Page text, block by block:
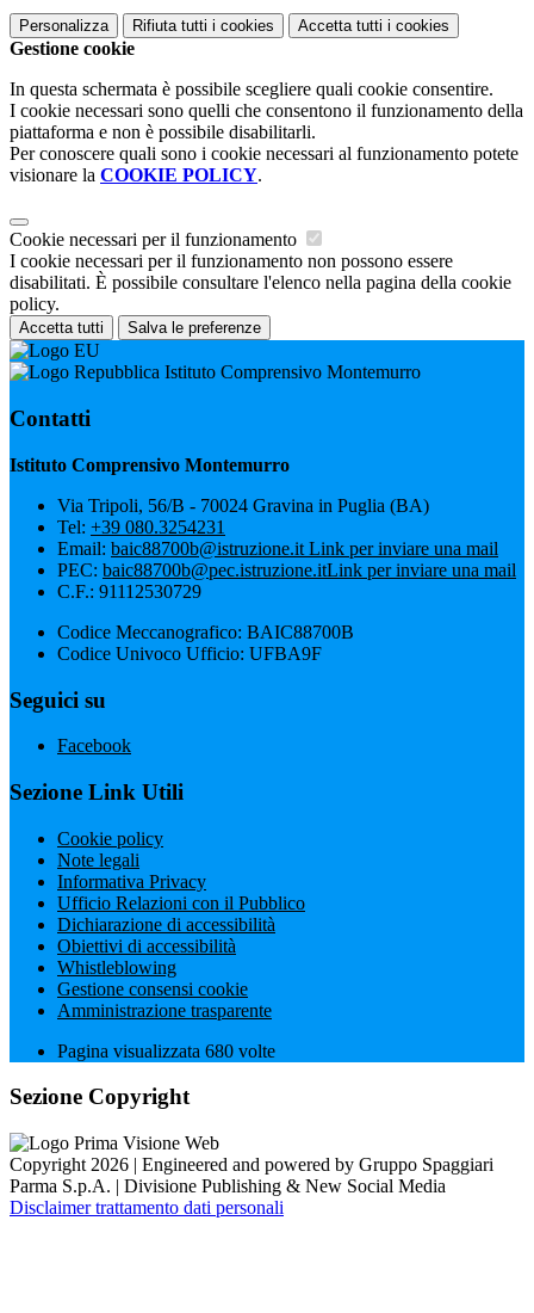
Personalizza Rifiuta tutti i cookies Accetta tutti i cookies
Gestione cookie
In questa schermata è possibile scegliere quali cookie consentire.
I cookie necessari sono quelli che consentono il funzionamento della
piattaforma e non è possibile disabilitarli.
Per conoscere quali sono i cookie necessari al funzionamento potete
visionare la COOKIE POLICY.
Cookie necessari per il funzionamento
I cookie necessari per il funzionamento non possono essere
disabilitati. È possibile consultare l'elenco nella pagina della cookie
policy.
Accetta tutti Salva le preferenze
Istituto Comprensivo Montemurro
Contatti
Istituto Comprensivo Montemurro
Via Tripoli, 56/B - 70024 Gravina in Puglia (BA)
Tel: +39 080.3254231
Email: baic88700b@istruzione.it Link per inviare una mail
PEC: baic88700b@pec.istruzione.itLink per inviare una mail
C.F.: 91112530729
Codice Meccanografico: BAIC88700B
Codice Univoco Ufficio: UFBA9F
Seguici su
Facebook
Sezione Link Utili
Cookie policy
Note legali
Informativa Privacy
Ufficio Relazioni con il Pubblico
Dichiarazione di accessibilità
Obiettivi di accessibilità
Whistleblowing
Gestione consensi cookie
Amministrazione trasparente
Pagina visualizzata 680 volte
Sezione Copyright
Copyright 2026 | Engineered and powered by Gruppo Spaggiari
Parma S.p.A. | Divisione Publishing & New Social Media
Disclaimer trattamento dati personali